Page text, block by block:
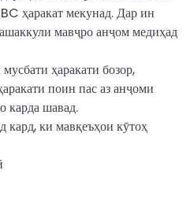
ҳаракат мекунад. Дар ин
мавҷро анҷом медиҳад
ҳаракати бозор,
поин пас аз анҷоми
карда шавад.
кард, ки мавқеъҳои кӯтоҳ